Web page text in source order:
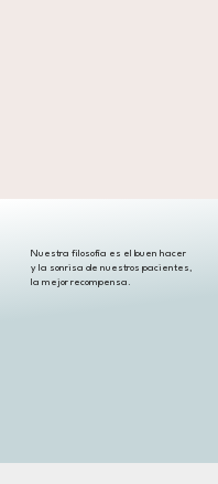
Nuestra filosofía es el buen hacer
y la sonrisa de nuestros pacientes,
la mejor recompensa.